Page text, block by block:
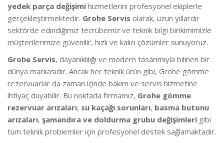
yedek parça değişimi hizmetlerini profesyonel ekiplerle
gerçekleştirmektedir. Grohe Servis olarak, uzun yıllardır
sektörde edindiğimiz tecrübemiz ve teknik bilgi birikimimizle
müşterilerimize güvenilir, hızlı ve kalıcı çözümler sunuyoruz.
Grohe Servis, dayanıklılığı ve modern tasarımıyla bilinen bir
dünya markasıdır. Ancak her teknik ürün gibi, Grohe gömme
rezervuarlar da zaman içinde bakım ve servis hizmetine
ihtiyaç duyabilir. Bu noktada firmamız, Grohe gömme
rezervuar arızaları, su kaçağı sorunları, basma butonu
arızaları, şamandıra ve doldurma grubu değişimleri gibi
tüm teknik problemler için profesyonel destek sağlamaktadır.